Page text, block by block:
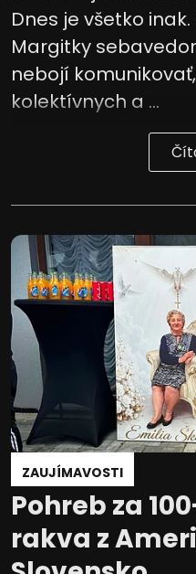
Dnes je všetko
Margitky
nebojí
kolektívnych a ...
ZAUJÍMAVOSTI
Pohreb za
rakva z